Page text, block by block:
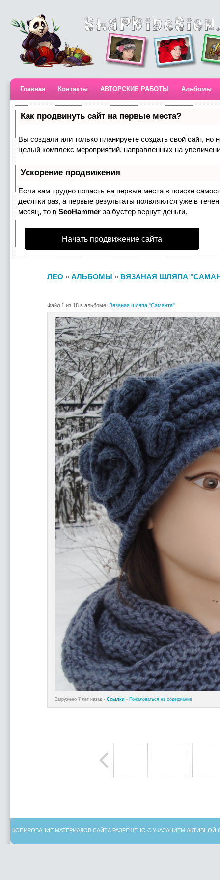
Главная Контакты АВТОРСКИЕ РАБОТЫ Альбомы
Как продвинуть сайт на первые места?
Вы создали или только планируете создать свой сайт, но
целый комплекс мероприятий, направленных на
Ускорение продвижения
Если вам трудно попасть на первые места в поиске
десятки раз, а первые результаты появляются уже в
месяц, то в SeoHammer за бустер вернут деньги.
Начать продвижение сайта
ЛЕО » АЛЬБОМЫ » ВЯЗАНАЯ ШЛЯПА
Файл 1 из 18 в альбоме: Вязаная шляпа "Саманта"
Загружено 7 лет назад - Ссылки - Пожаловаться на содержание
КОПИРОВАНИЕ МАТЕРИАЛОВ САЙТА РАЗРЕШЕНО С УКАЗАНИЕМ АКТИВНОЙ